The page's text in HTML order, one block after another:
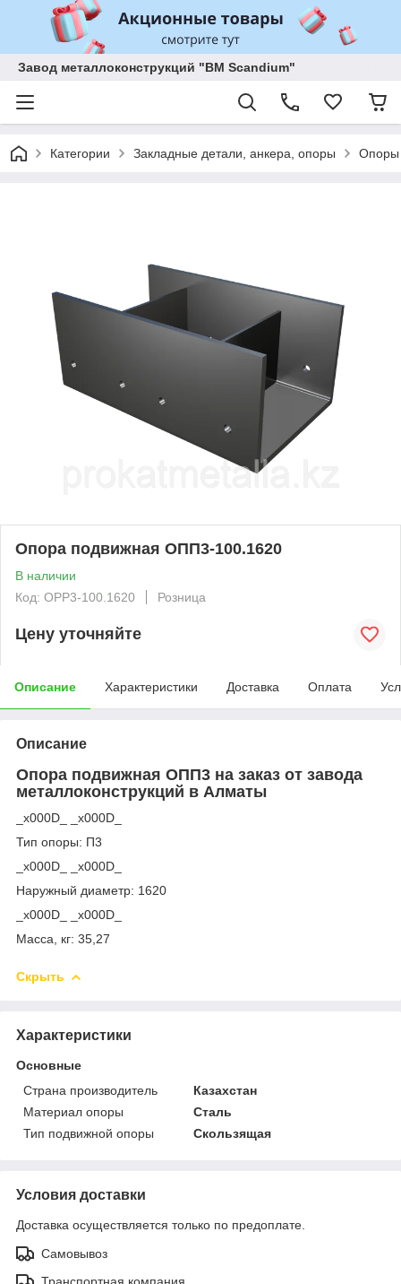
Завод металлоконструкций "BM Scandium"
Категории Закладные детали, анкера, опоры Опоры
Опора подвижная ОПП3-100.1620
В наличии
Код: OPP3-100.1620
Розница
Цену уточняйте
Описание Характеристики Доставка Оплата
Описание
Опора подвижная ОПП3 на заказ от завода
металлоконструкций в Алматы
_x000D_ _x000D_
Тип опоры: П3
_x000D_ _x000D_
Наружный диаметр: 1620
_x000D_ _x000D_
Масса, кг: 35,27
Скрыть
Характеристики
Основные
Страна производитель
Казахстан
Материал опоры
Сталь
Тип подвижной опоры
Скользящая
Условия доставки
Доставка осуществляется только по предоплате.
Самовывоз
Транспортная компания